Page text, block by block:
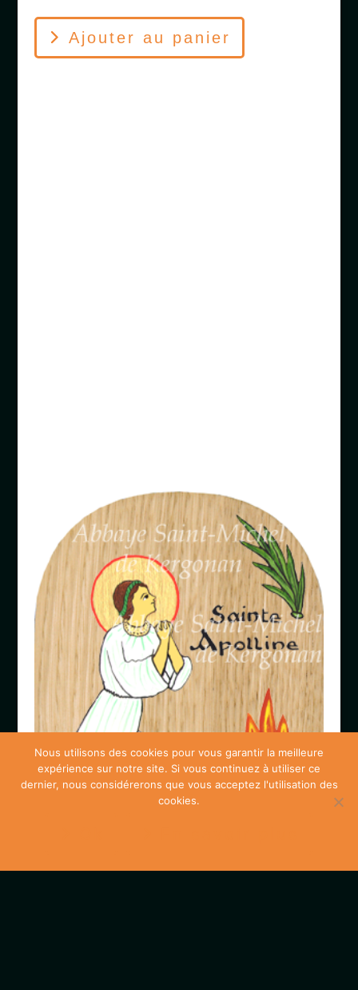
Ajouter au panier
Nous utilisons des cookies pour vous garantir la meilleure
expérience sur notre site. Si vous continuez à utiliser ce
dernier, nous considérerons que vous acceptez l'utilisation des
cookies.